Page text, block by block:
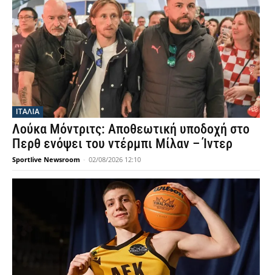
ΙΤΑΛΙΑ
Λούκα Μόντριτς: Αποθεωτική υποδοχή στο
Περθ ενόψει του ντέρμπι Μίλαν – Ίντερ
Sportlive Newsroom - 02/08/2026 12:10